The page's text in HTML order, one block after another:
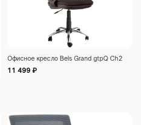
Офисное кресло Bels Grand gtpQ Ch2
11 499 ₽